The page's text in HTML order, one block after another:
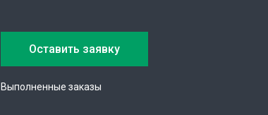
Оставить заявку
Выполненные заказы